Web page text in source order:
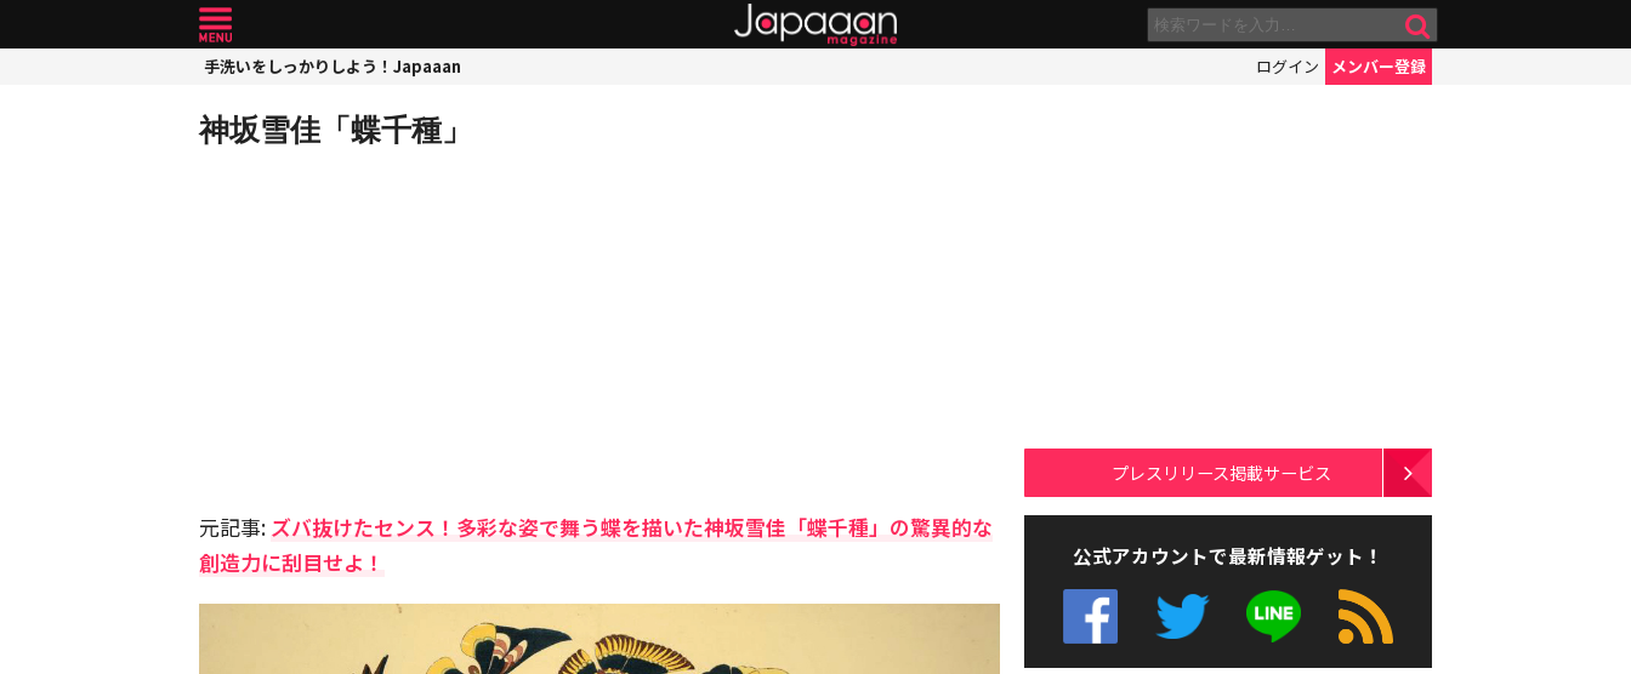
手洗いをしっかりしよう！Japaaan ログイン メンバー登録
神坂雪佳「蝶千種」
元記事: ズバ抜けたセンス！多彩な姿で舞う蝶を描いた神坂雪佳「蝶千種」の驚異的な
創造力に刮目せよ！
プレスリリース掲載サービス
公式アカウントで最新情報ゲット！